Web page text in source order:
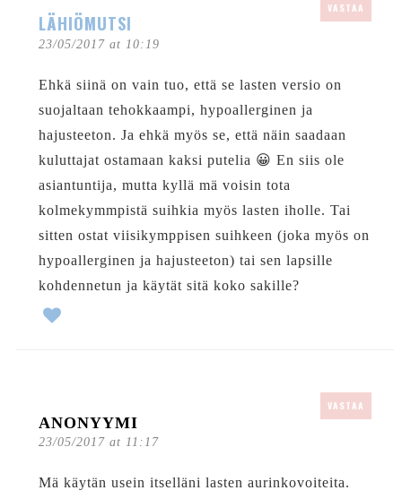
LÄHIÖMUTSI
23/05/2017 at 10:19
VASTAA
Ehkä siinä on vain tuo, että se lasten versio on
suojaltaan tehokkaampi, hypoallerginen ja
hajusteeton. Ja ehkä myös se, että näin saadaan
kuluttajat ostamaan kaksi putelia 😀 En siis ole
asiantuntija, mutta kyllä mä voisin tota
kolmekymmpistä suihkia myös lasten iholle. Tai
sitten ostat viisikymppisen suihkeen (joka myös on
hypoallerginen ja hajusteeton) tai sen lapsille
kohdennetun ja käytät sitä koko sakille?
ANONYYMI
23/05/2017 at 11:17
VASTAA
Mä käytän usein itselläni lasten aurinkovoiteita.